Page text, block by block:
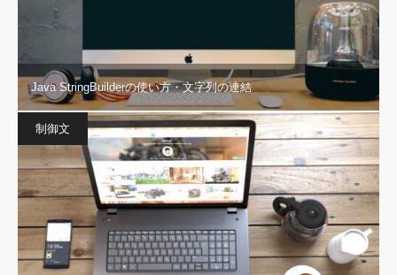
Java StringBuilderの使い方・文字列の連結
制御文